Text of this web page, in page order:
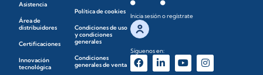
Asistencia
Área de
distribuidores
Certificaciones
Innovación
tecnológica
Política de cookies
Condiciones de uso
y condiciones
generales
Condiciones
generales de venta
Inicia sesión o regístrate
Síguenos en: